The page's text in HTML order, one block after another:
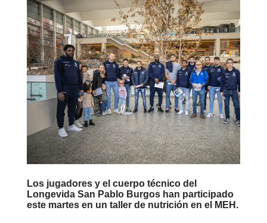
Los jugadores y el cuerpo técnico del
Longevida San Pablo Burgos han participado
este martes en un taller de nutrición en el MEH.